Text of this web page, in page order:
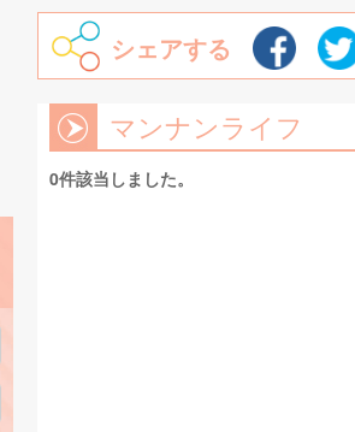
シェアする
マンナンライフ
0件該当しました。